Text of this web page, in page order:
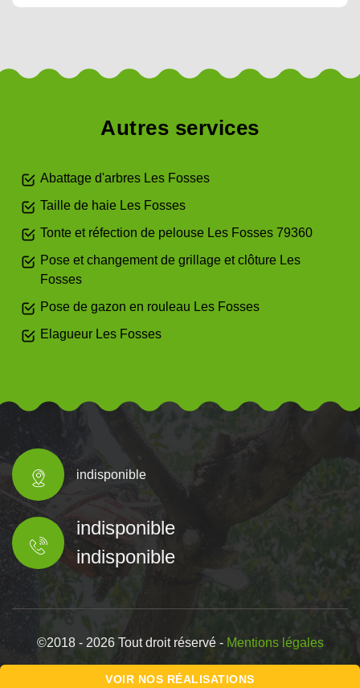
Autres services
Abattage d'arbres Les Fosses
Taille de haie Les Fosses
Tonte et réfection de pelouse Les Fosses 79360
Pose et changement de grillage et clôture Les
Fosses
Pose de gazon en rouleau Les Fosses
Elagueur Les Fosses
indisponible
indisponible
indisponible
©2018 - 2026 Tout droit réservé - Mentions légales
VOIR NOS RÉALISATIONS